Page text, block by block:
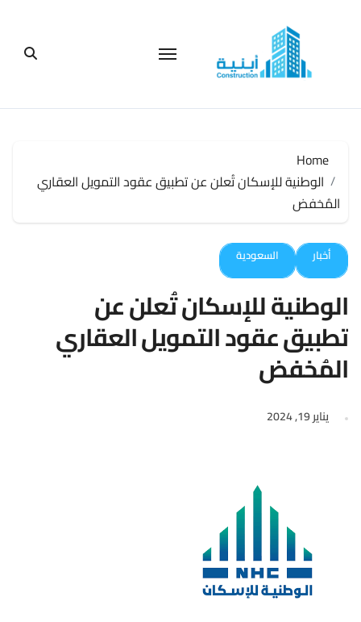
Home
الوطنية للإسكان تُعلن عن تطبيق عقود التمويل العقاري
المُخفض
أخبار السعودية
الوطنية للإسكان تُعلن عن
تطبيق عقود التمويل العقاري
المُخفض
يناير 19, 2024